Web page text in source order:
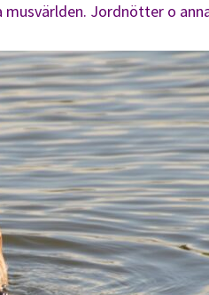
musvärlden. Jordnötter o